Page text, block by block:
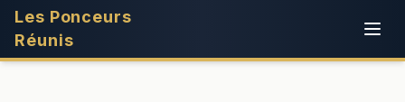
Les Ponceurs
Réunis